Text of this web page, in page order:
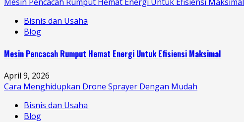
Bisnis dan Usaha
Blog
Mesin Pencacah Rumput Hemat Energi Untuk Efisiensi Maksimal
April 9, 2026
Cara Menghidupkan Drone Sprayer Dengan Mudah
Bisnis dan Usaha
Blog